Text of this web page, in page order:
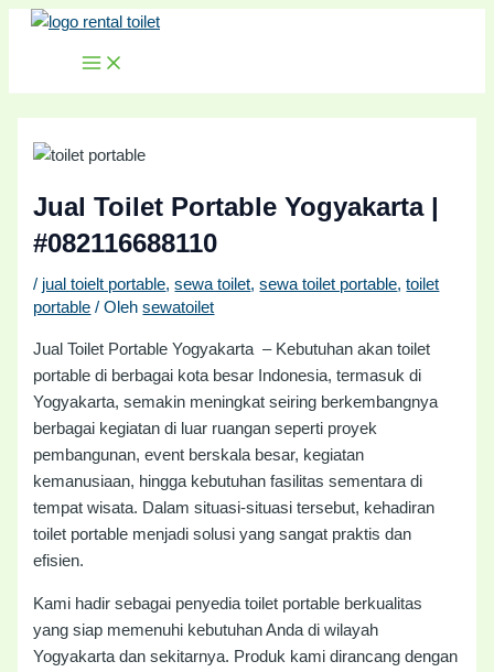
Lewati
MAIN
MENU
Jual Toilet Portable Yogyakarta |
#082116688110
/ jual toielt portable,sewa toilet,sewa toilet portable,toilet
portable / Olehsewatoilet
Jual Toilet Portable Yogyakarta – Kebutuhan akan toilet
portable di berbagai kota besar Indonesia, termasuk di
Yogyakarta, semakin meningkat seiring berkembangnya
berbagai kegiatan di luar ruangan seperti proyek
pembangunan, event berskala besar, kegiatan
kemanusiaan, hingga kebutuhan fasilitas sementara di
tempat wisata. Dalam situasi-situasi tersebut, kehadiran
toilet portable menjadi solusi yang sangat praktis dan
efisien.
Kami hadir sebagai penyedia toilet portable berkualitas
yang siap memenuhi kebutuhan Anda di wilayah
Yogyakarta dan sekitarnya. Produk kami dirancang dengan
Post